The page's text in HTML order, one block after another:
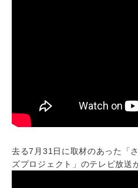
去る7月31日に取材のあった「
ズプロジェクト」のテレビ放送